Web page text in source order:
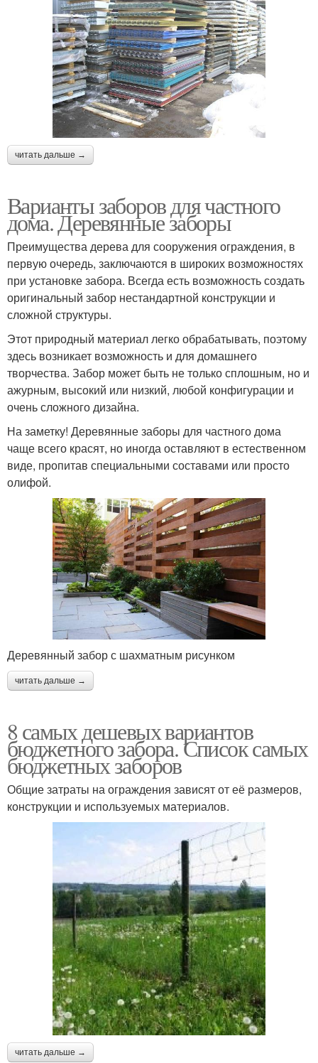
читать дальше →
Варианты заборов для частного
дома. Деревянные заборы
Преимущества дерева для сооружения ограждения, в
первую очередь, заключаются в широких возможностях
при установке забора. Всегда есть возможность создать
оригинальный забор нестандартной конструкции и
сложной структуры.
Этот природный материал легко обрабатывать, поэтому
здесь возникает возможность и для домашнего
творчества. Забор может быть не только сплошным, но и
ажурным, высокий или низкий, любой конфигурации и
очень сложного дизайна.
На заметку! Деревянные заборы для частного дома
чаще всего красят, но иногда оставляют в естественном
виде, пропитав специальными составами или просто
олифой.
Деревянный забор с шахматным рисунком
читать дальше →
8 самых дешевых вариантов
бюджетного забора. Список самых
бюджетных заборов
Общие затраты на ограждения зависят от её размеров,
конструкции и используемых материалов.
читать дальше →